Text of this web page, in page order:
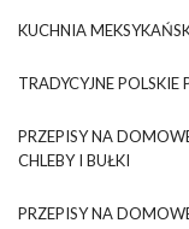
KUCHNIA
TRADYCYJNE
PRZEPISY NA
CHLEBY I BUŁKI
PRZEPISY NA